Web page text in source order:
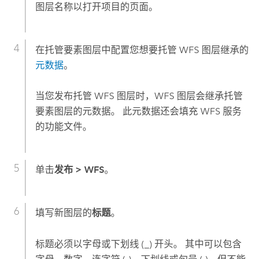
图层名称以打开项目的页面。
在托管要素图层中配置您想要托管 WFS 图层继承的
元数据。
当您发布托管 WFS 图层时，WFS 图层会继承托管
要素图层的元数据。 此元数据还会填充 WFS 服务
的功能文件。
单击发布 > WFS。
填写新图层的标题。
标题必须以字母或下划线 (_) 开头。 其中可以包含